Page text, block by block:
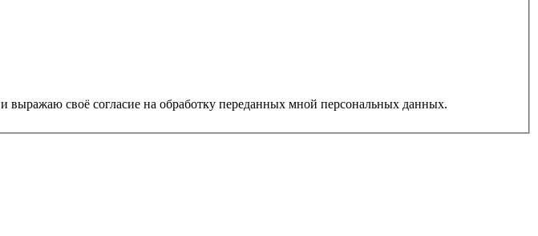
и выражаю своё согласие на обработку переданных мной персональных данных.